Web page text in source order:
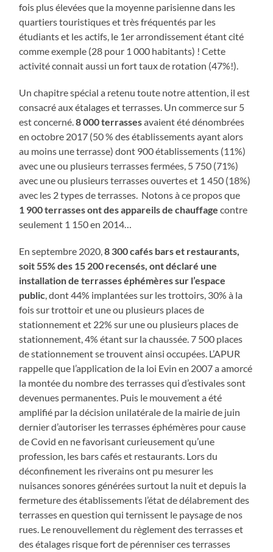
fois plus élevées que la moyenne parisienne dans les
quartiers touristiques et très fréquentés par les
étudiants et les actifs, le 1er arrondissement étant cité
comme exemple (28 pour 1 000 habitants) ! Cette
activité connait aussi un fort taux de rotation (47%!).
Un chapitre spécial a retenu toute notre attention, il est
consacré aux étalages et terrasses. Un commerce sur 5
est concerné.8 000 terrassesavaient été dénombrées
en octobre 2017 (50 % des établissements ayant alors
au moins une terrasse) dont 900 établissements (11%)
avec une ou plusieurs terrasses fermées, 5 750 (71%)
avec une ou plusieurs terrasses ouvertes et 1 450 (18%)
avec les 2 types de terrasses. Notons à ce propos que
1 900 terrasses ont des appareils de chauffage contre
seulement 1 150 en 2014…
En septembre 2020,8 300 cafés bars et restaurants,
soit 55% des 15 200 recensés, ont déclaré une
installation de terrasses éphémères sur l’espace
public , dont 44% implantées sur les trottoirs, 30% à la
fois sur trottoir et une ou plusieurs places de
stationnement et 22% sur une ou plusieurs places de
stationnement, 4% étant sur la chaussée. 7 500 places
de stationnement se trouvent ainsi occupées. L’APUR
rappelle que l’application de la loi Evin en 2007 a amorcé
la montée du nombre des terrasses qui d’estivales sont
devenues permanentes. Puis le mouvement a été
amplifié par la décision unilatérale de la mairie de juin
dernier d’autoriser les terrasses éphémères pour cause
de Covid en ne favorisant curieusement qu’une
profession, les bars cafés et restaurants. Lors du
déconfinement les riverains ont pu mesurer les
nuisances sonores générées surtout la nuit et depuis la
fermeture des établissements l’état de délabrement des
terrasses en question qui ternissent le paysage de nos
rues. Le renouvellement du règlement des terrasses et
des étalages risque fort de pérenniser ces terrasses